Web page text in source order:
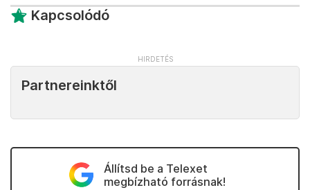
Kapcsolódó
Partnereinktől
Állítsd be a Telexet
megbízható forrásnak!